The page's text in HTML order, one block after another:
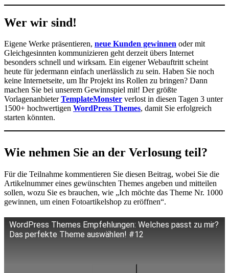
Wer wir sind!
Eigene Werke präsentieren, neue Kunden gewinnen oder mit
Gleichgesinnten kommunizieren geht derzeit übers Internet
besonders schnell und wirksam. Ein eigener Webauftritt scheint
heute für jedermann einfach unerlässlich zu sein. Haben Sie noch
keine Internetseite, um Ihr Projekt ins Rollen zu bringen? Dann
machen Sie bei unserem Gewinnspiel mit! Der größte
VorlagenanbieterTemplateMonster verlost in diesen Tagen 3 unter
1500+ hochwertigen WordPress Themes, damit Sie erfolgreich
starten könnten.
Wie nehmen Sie an der Verlosung teil?
Für die Teilnahme kommentieren Sie diesen Beitrag, wobei Sie die
Artikelnummer eines gewünschten Themes angeben und mitteilen
sollen, wozu Sie es brauchen, wie „Ich möchte das Theme Nr. 1000
gewinnen, um einen Fotoartikelshop zu eröffnen“.
WordPress Themes Empfehlungen: Welches passt zu mir?
Das perfekte Theme auswählen! #12